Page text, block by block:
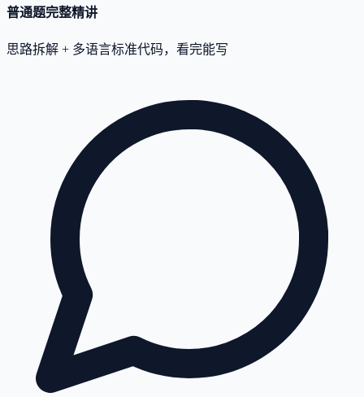
普通题完整精讲
思路拆解 + 多语言标准代码，看完能写